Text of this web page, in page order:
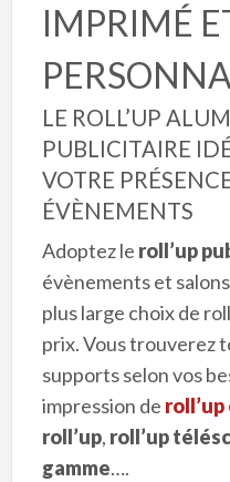
IMPRIMÉ
LE ROLL’UP
PUBLICITAIRE
VOTRE
ÉVÈNEMENTS
Adoptez le roll’up
évènements et
plus large choix de
prix. Vous trouverez
supports selon vos
impression de
roll’up, roll’up
gamme….